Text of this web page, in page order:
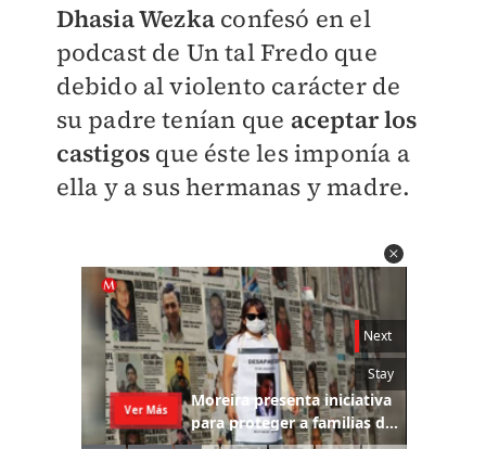
​Dhasia Wezkaconfesó en el
podcast de Un tal Fredo que
debido al violento carácter de
su padre tenían que aceptar los
castigos que éste les imponía a
ella y a sus hermanas y madre.